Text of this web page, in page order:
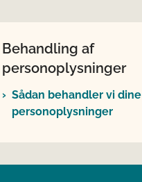
Behandling af
personoplysninger
Sådan behandler vi dine
personoplysninger